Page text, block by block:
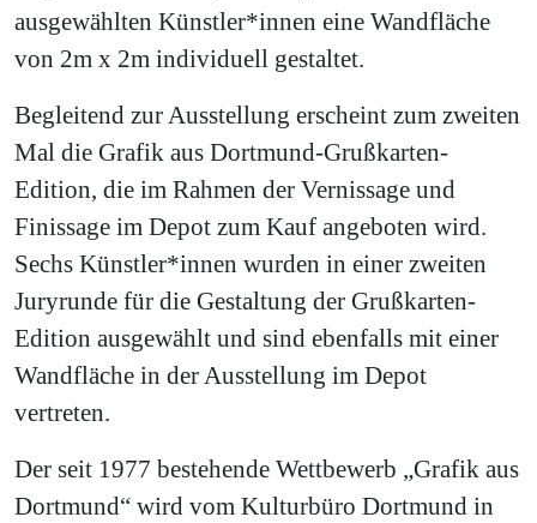
ausgewählten Künstler*innen eine Wandfläche
von 2m x 2m individuell gestaltet.
Begleitend zur Ausstellung erscheint zum zweiten
Mal die Grafik aus Dortmund-Grußkarten-
Edition, die im Rahmen der Vernissage und
Finissage im Depot zum Kauf angeboten wird.
Sechs Künstler*innen wurden in einer zweiten
Juryrunde für die Gestaltung der Grußkarten-
Edition ausgewählt und sind ebenfalls mit einer
Wandfläche in der Ausstellung im Depot
vertreten.
Der seit 1977 bestehende Wettbewerb „Grafik aus
Dortmund“ wird vom Kulturbüro Dortmund in